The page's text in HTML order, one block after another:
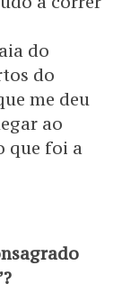
do
do
me deu
ao
que foi a